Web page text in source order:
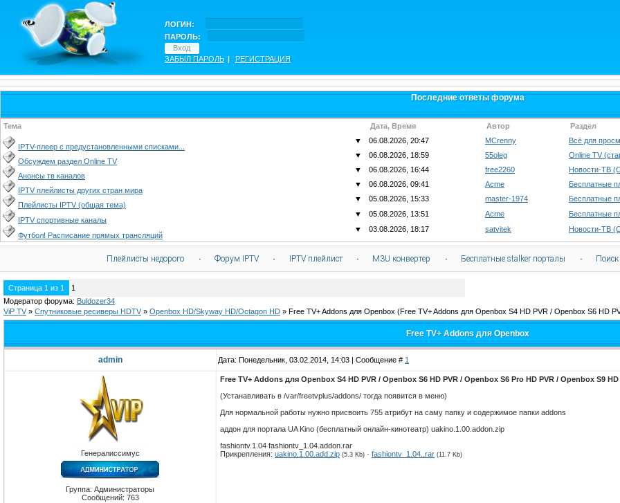
ЛОГИН:
ПАРОЛЬ:
ЗАБЫЛ ПАРОЛЬ | РЕГИСТРАЦИЯ
Последние ответы форума
Тема Дата, Время Автор Раздел
IPTV-плеер с предустановленными списками...
▼ 06.08.2026, 20:47 MCrenny Всё для
Обсуждем раздел Online TV
▼ 06.08.2026, 18:59 55oleg Online TV
Анонсы тв каналов
▼ 06.08.2026, 16:44 free2260 Новости-ТВ
IPTV плейлисты других стран мира
▼ 06.08.2026, 09:41 Acme Бесплатные
Плейлисты IPTV (общая тема)
▼ 05.08.2026, 15:33 master-1974 Бесплатные
IPTV спортивные каналы
▼ 05.08.2026, 13:51 Acme Бесплатные
Футбол! Расписание прямых трансляций
▼ 03.08.2026, 18:17 satvitek Новости-ТВ
Плейлисты недорого · Форум IPTV · IPTV плейлист · M3U конвертер · Бесплатные stalker порталы · Поиск
Страница 1 из 1
1
Модератор форума: Buldozer34
ViP TV » Спутниковые ресиверы HDTV » Openbox HD/Skyway HD/Octagon HD » Free TV+ Addons для Openbox (Free TV+ Addons для Openbox S4 HD PVR / Openbox S6 HD
Free TV+ Addons для Openbox
admin Дата: Понедельник, 03.02.2014, 14:03 | Сообщение # 1
Генералиссимус
Группа: Администраторы
Сообщений: 763
Free TV+ Addons для Openbox S4 HD PVR / Openbox S6 HD PVR / Openbox S6 Pro HD PVR / Openbox S9 HD
(Устанавливать в /var/freetvplus/addons/ тогда появится в меню)
Для нормальной работы нужно присвоить 755 атрибут на саму папку и содержимое папки addons
аддон для портала UA Kino (бесплатный онлайн-кинотеатр) uakino.1.00.addon.zip
fashiontv.1.04 fashiontv_1.04.addon.rar
Прикрепления: uakino.1.00.add.zip (5.3 Kb) · fashiontv_1.04..rar (11.7 Kb)